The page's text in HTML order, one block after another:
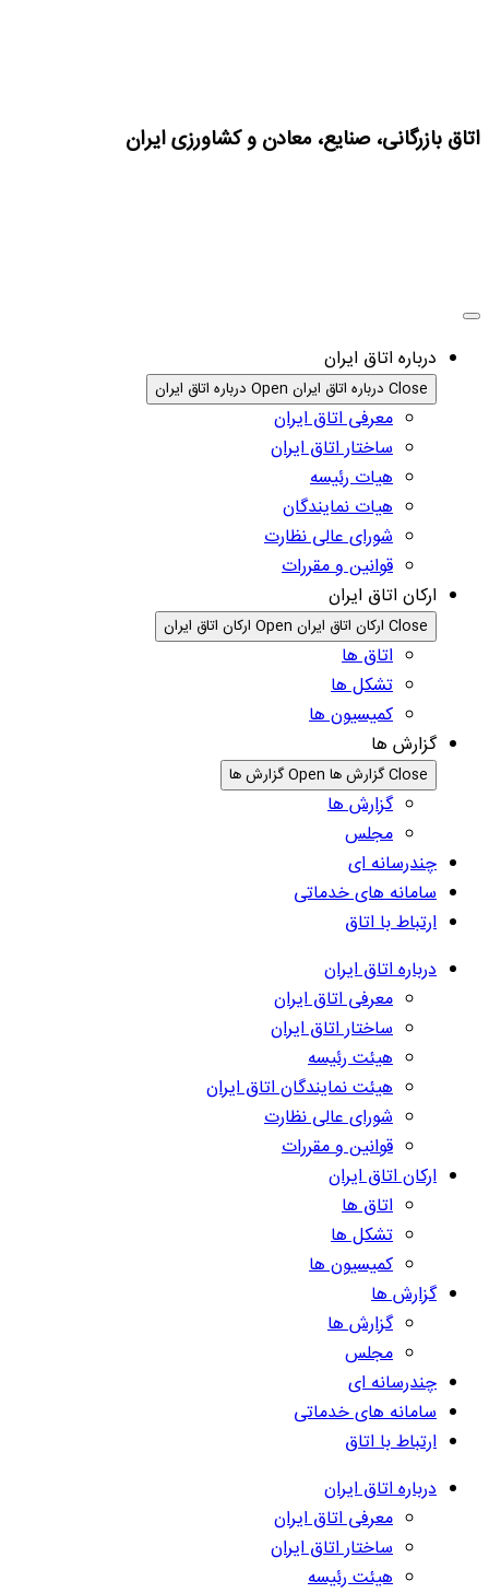
اتاق بازرگانی، صنایع، معادن و کشاورزی ایران
درباره اتاق ایران
Close درباره اتاق ایران Open درباره اتاق ایران
معرفی اتاق ایران
ساختار اتاق ایران
هیات رئیسه
هیات نمایندگان
شورای عالی نظارت
قوانین و مقررات
ارکان اتاق ایران
Close ارکان اتاق ایران Open ارکان اتاق ایران
اتاق ها
تشکل ها
کمیسیون ها
گزارش ها
Close گزارش ها Open گزارش ها
گزارش ها
مجلس
چندرسانه ای
سامانه های خدماتی
ارتباط با اتاق
درباره اتاق ایران
معرفی اتاق ایران
ساختار اتاق ایران
هیئت رئیسه
هیئت نمایندگان اتاق ایران
شورای عالی نظارت
قوانین و مقررات
ارکان اتاق ایران
اتاق ها
تشکل ها
کمیسیون ها
گزارش ها
گزارش ها
مجلس
چندرسانه ای
سامانه های خدماتی
ارتباط با اتاق
درباره اتاق ایران
معرفی اتاق ایران
ساختار اتاق ایران
هیئت رئیسه